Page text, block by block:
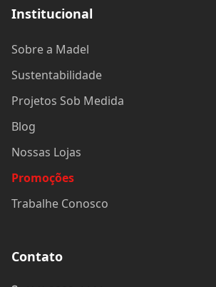
Institucional
Sobre a Madel
Sustentabilidade
Projetos Sob Medida
Blog
Nossas Lojas
Promoções
Trabalhe Conosco
Contato